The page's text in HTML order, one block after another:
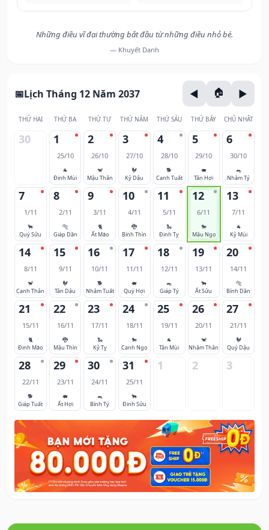
Những điều vĩ đại thường bắt đầu từ những điều nhỏ bé.
— Khuyết Danh
Lịch Tháng 12 Năm 2037
THỨ HAI THỨ BA THỨ TƯ THỨ NĂM THỨ SÁU THỨ BẢY CHỦ NHẬT
30 1
25/10
🐐
Đinh Mùi
2
26/10
🐒
Mậu Thân
3
27/10
🐓
Kỷ Dậu
4
28/10
🐕
Canh Tuất
5
29/10
🐖
Tân Hợi
6
30/10
🐀
Nhâm Tý
7
1/11
🐂
Quý Sửu
8
2/11
🐅
Giáp Dần
9
3/11
🐈
Ất Mão
10
4/11
🐉
Bính Thìn
11
5/11
🐍
Đinh Tỵ
12
6/11
🐎
Mậu Ngọ
13
7/11
🐐
Kỷ Mùi
14
8/11
🐒
Canh Thân
15
9/11
🐓
Tân Dậu
16
10/11
🐕
Nhâm Tuất
17
11/11
🐖
Quý Hợi
18
12/11
🐀
Giáp Tý
19
13/11
🐂
Ất Sửu
20
14/11
🐅
Bính Dần
21
15/11
🐈
Đinh Mão
22
16/11
🐉
Mậu Thìn
23
17/11
🐍
Kỷ Tỵ
24
18/11
🐎
Canh Ngọ
25
19/11
🐐
Tân Mùi
26
20/11
🐒
Nhâm Thân
27
21/11
🐓
Quý Dậu
28
22/11
🐕
Giáp Tuất
29
23/11
🐖
Ất Hợi
30
24/11
🐀
Bính Tý
31
25/11
🐂
Đinh Sửu
1 2 3